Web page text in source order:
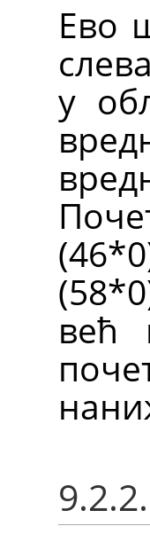
Ево
у
већ